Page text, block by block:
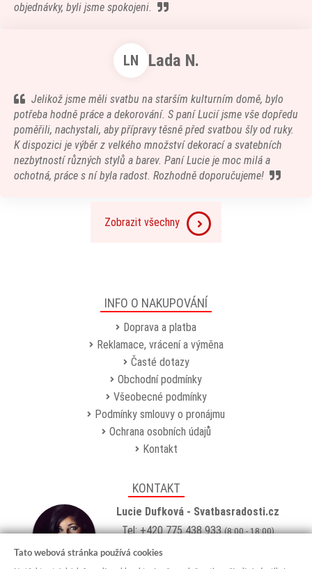
objednávky, byli jsme spokojeni.
LN Lada N.
Jelikož jsme měli svatbu na starším kulturním domě, bylo
potřeba hodně práce a dekorování. S paní Lucií jsme vše dopředu
poměřili, nachystali, aby přípravy těsně před svatbou šly od ruky.
K dispozici je výběr z velkého množství dekorací a svatebních
nezbytností různých stylů a barev. Paní Lucie je moc milá a
ochotná, práce s ní byla radost. Rozhodně doporučujeme!
Zobrazit všechny
INFO O NAKUPOVÁNÍ
Doprava a platba
Reklamace, vrácení a výměna
Časté dotazy
Obchodní podmínky
Všeobecné podmínky
Podmínky smlouvy o pronájmu
Ochrana osobních údajů
Kontakt
KONTAKT
Lucie Dufková - Svatbasradosti.cz
Tel: +420 775 438 933(8:00 - 18:00)
Email:
Tato webová stránka používá cookies